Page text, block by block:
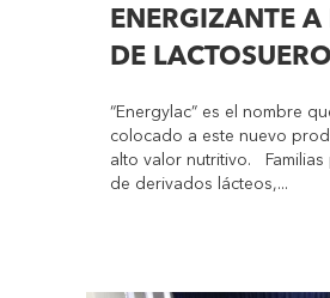
ENERGIZANTE A
DE LACTOSUERO
“Energylac” es el nombre
colocado a este nuevo
alto valor nutritivo. Familias
de derivados lácteos,...